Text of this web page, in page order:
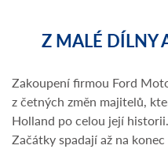
Z MALÉ DÍLNY
Zakoupení firmou Ford
z četných změn majitelů,
Holland po celou její historii.
Začátky spadají až na